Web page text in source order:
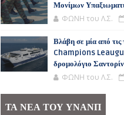
Μονίμων
ΦΩΝΗ του Λ.Σ.
Βλάβη σε μία από τις
Champions
δρομολόγιο
ΦΩΝΗ του Λ.Σ.
ΤΑ ΝΕΑ ΤΟΥ ΥΝΑΝΠ